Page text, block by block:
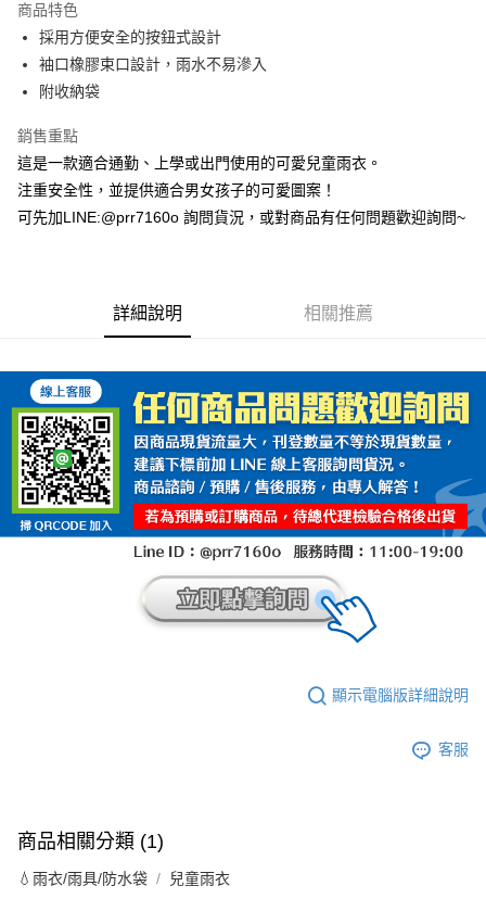
ATM付款
運送方式
7-11取貨付款(安全帽一頂以上請選宅配)
每筆NT$60，滿NT$1,000(含以上)免運費
商品特色
採用方便安全的按鈕式設計
袖口橡膠束口設計，雨水不易滲入
附收納袋
銷售重點
這是一款適合通勤、上學或出門使用的可愛兒童雨衣。
注重安全性，並提供適合男女孩子的可愛圖案！
可先加LINE:@prr7160o 詢問貨況，或對商品有任何問題歡迎詢問~
詳細說明 相關推薦
顯示電腦版詳細說明
客服
商品相關分類 (1)
💧雨衣/雨具/防水袋 兒童雨衣